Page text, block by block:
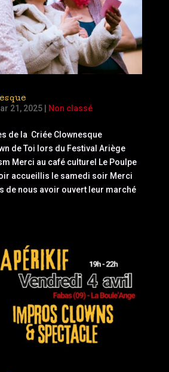
21, 2025| Non classé
de la Criée Clownesque
de Toi lors du Festival Ariège
Merci au café culturel Le Poulpe
accueillis le samedi soir Merci
de nous avoir ouvert leur marché